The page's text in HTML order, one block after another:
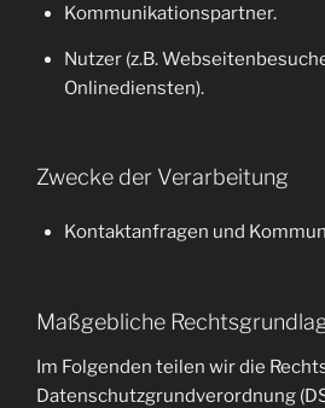
Kommunikationspartner.
Nutzer (z.B.
Onlinediensten).
Zwecke der Verarbeitung
Kontaktanfragen und
Maßgebliche
Im Folgenden teilen wir die
Datenschutzgrundverordnung